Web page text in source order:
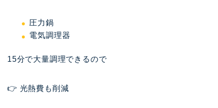
圧力鍋
電気調理器
15分で大量調理できるので
👉 光熱費も削減